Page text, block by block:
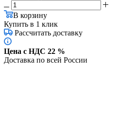
В корзину
Купить в 1 клик
Рассчитать доставку
Цена с НДС 22 %
Доставка по всей России